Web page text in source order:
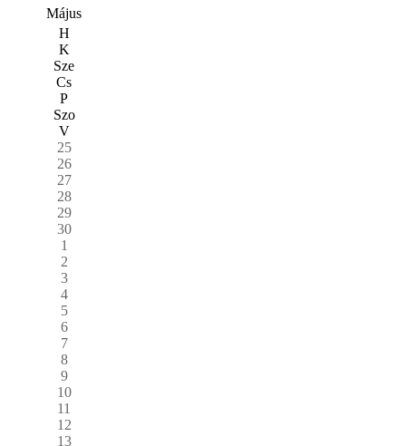
Május
H
K
Sze
Cs
P
Szo
V
25
26
27
28
29
30
1
2
3
4
5
6
7
8
9
10
11
12
13